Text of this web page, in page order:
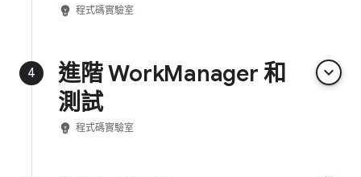
emoji_objects 程式碼實驗室
4
進階 WorkManager 和
測試
keyboard_arrow_down
emoji_objects 程式碼實驗室